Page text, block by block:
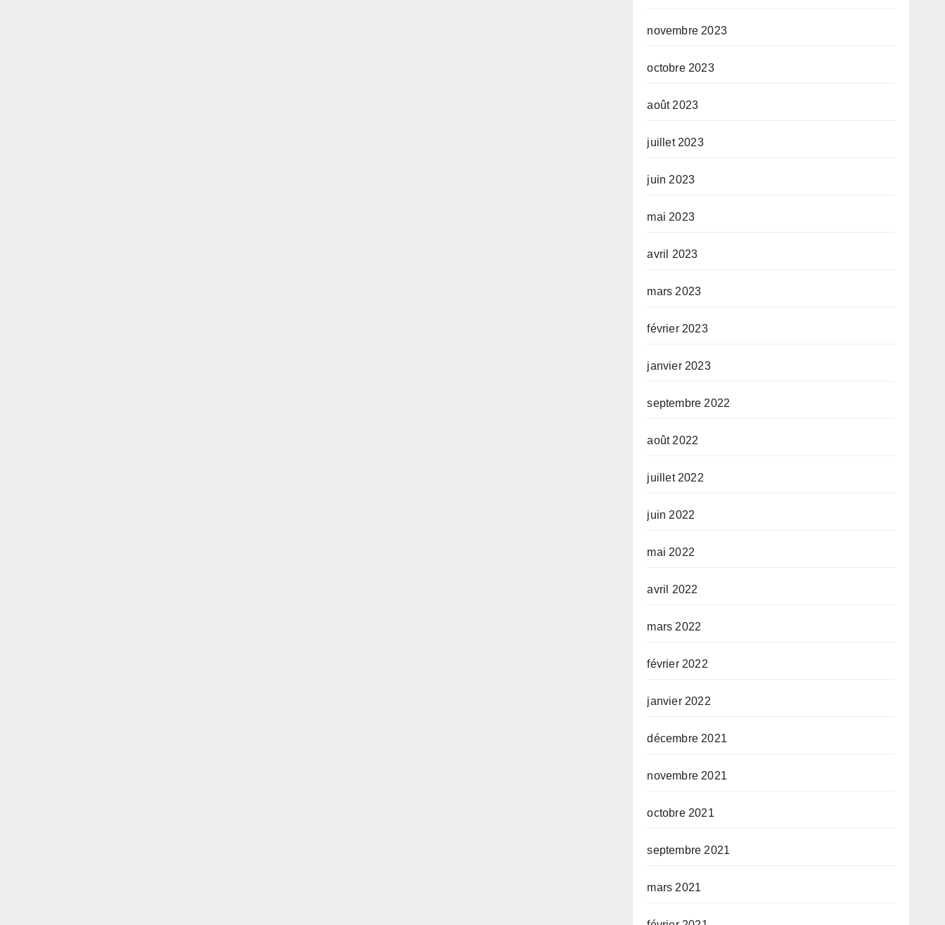
novembre 2023
octobre 2023
août 2023
juillet 2023
juin 2023
mai 2023
avril 2023
mars 2023
février 2023
janvier 2023
septembre 2022
août 2022
juillet 2022
juin 2022
mai 2022
avril 2022
mars 2022
février 2022
janvier 2022
décembre 2021
novembre 2021
octobre 2021
septembre 2021
mars 2021